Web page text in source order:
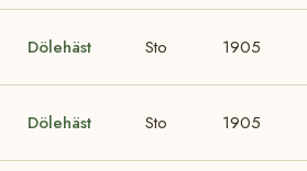
Dölehäst Sto 1905
Dölehäst Sto 1905